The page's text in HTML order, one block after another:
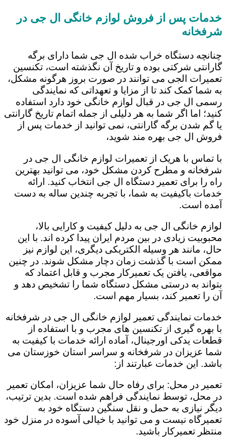
خدمات پس از فروش لوازم خانگی ال جی در
شرفخانه
چنانچه دستگاه خراب شده ال جی شما دارای برگه
گارانتی شرکتی بوده و تاریخ آن نگذشته است، تکنسین
تعمیرات الجی می توانند در صورت بروز هرگونه مشکل،
به شما کمک کند تا از مزایا و تعهداتی که نمایندگی
رسمی ال جی در قبال لوازم خانگی خود دارد استفاده
کنید؛ اما اگر شما به هر دلیلی از جمله اتمام تاریخ گارانتی
یا گم شدن برگه گارانتی، نمی توانید از خدمات پس از
فروش ال جی بهره مند شوید،
با تماس با هریک از تعمیرات لوازم خانگی ال جی در
شرفخانه و مطرح کردن مشکل خود، می توانید بهترین
راه را برای تعمیر دستگاه ال جی انتخاب کنید. ارائه
خدمات باکیفیت به شما، با تجربه چندین ساله به دست
آمده است.
لوازم خانگی ال جی به دلیل کیفیت و کارایی بالا،
محبوبیت زیادی در بین مردم ایران پیدا کرده اند. با این
حال، مانند هر وسیله الکتریکی دیگری، این لوازم نیز
ممکن است با گذشت زمان دچار مشکل شوند. در چنین
مواقعی، یافتن یک تعمیرکار مجرب و قابل اعتماد که
بتواند به درستی مشکل دستگاه شما را تشخیص دهد و
آن را تعمیر کند، بسیار مهم است.
خدمات نمایندگی تعمیر لوازم خانگی ال جی در شرفخانه
با بهره گیری از تکنسین های مجرب و با استفاده از
قطعات یدکی اورجینال، آماده ارائه خدمات با کیفیت به
شما عزیزان در شرفخانه و سراسر استان خوزستان می
باشد. این خدمات عبارتند از:
تعمیر در محل: برای رفاه حال شما عزیزان، امکان تعمیر
در محل، توسط نمایندگی فراهم شده است. بدین ترتیب،
دیگر نیازی به حمل و نقل سنگین دستگاه خود به
تعمیرگاه نیست و می توانید با خیالی آسوده در منزل خود
منتظر تعمیرکار باشید.